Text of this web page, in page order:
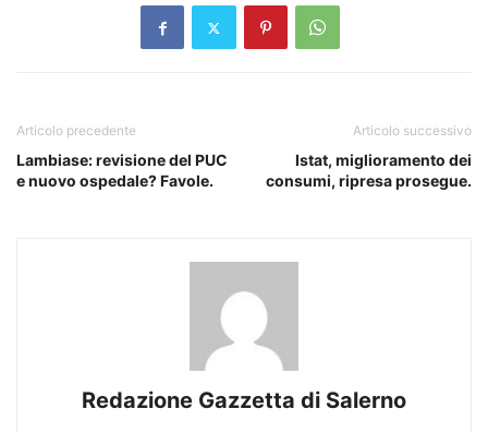
Articolo precedente
Lambiase: revisione del PUC
e nuovo ospedale? Favole.
Articolo successivo
Istat, miglioramento dei
consumi, ripresa prosegue.
Redazione Gazzetta di Salerno